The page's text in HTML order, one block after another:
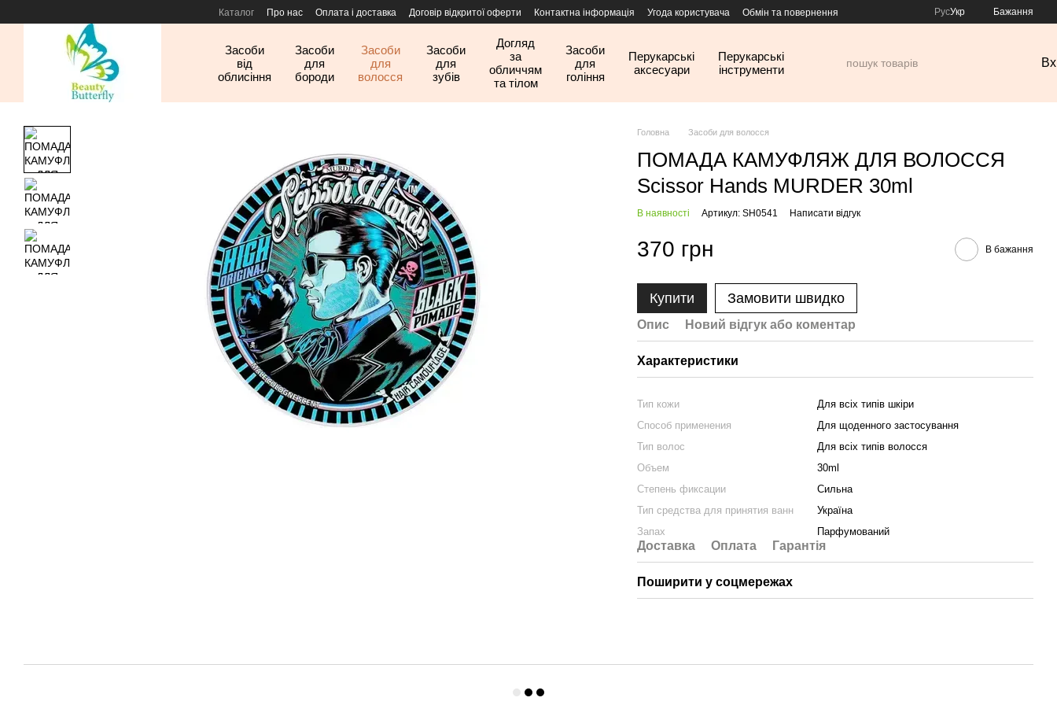
Каталог Про нас Оплата і доставка Договір відкритої оферти Контактна інформація Угода користувача Обмін та повернення РусУкр Бажання
Засоби
від
облисіння
Засоби
для
бороди
Засоби
для
волосся
Засоби
для
зубів
Догляд
за
обличчям
та тілом
Засоби
для
гоління
Перукарські
аксесуари
Перукарські
інструменти
Головна Засоби для волосся
ПОМАДА КАМУФЛЯЖ ДЛЯ ВОЛОССЯ
Scissor Hands MURDER 30ml
В наявності Артикул: SH0541 Написати відгук
370 грн В бажання
Купити Замовити швидко
Опис Новий відгук або коментар
Характеристики
Тип кожи
Для всіх типів шкіри
Способ применения
Для щоденного застосування
Тип волос
Для всіх типів волосся
Объем
30ml
Степень фиксации
Сильна
Тип средства для принятия ванн
Україна
Запах
Парфумований
Доставка Оплата Гарантія
Поширити у соцмережах